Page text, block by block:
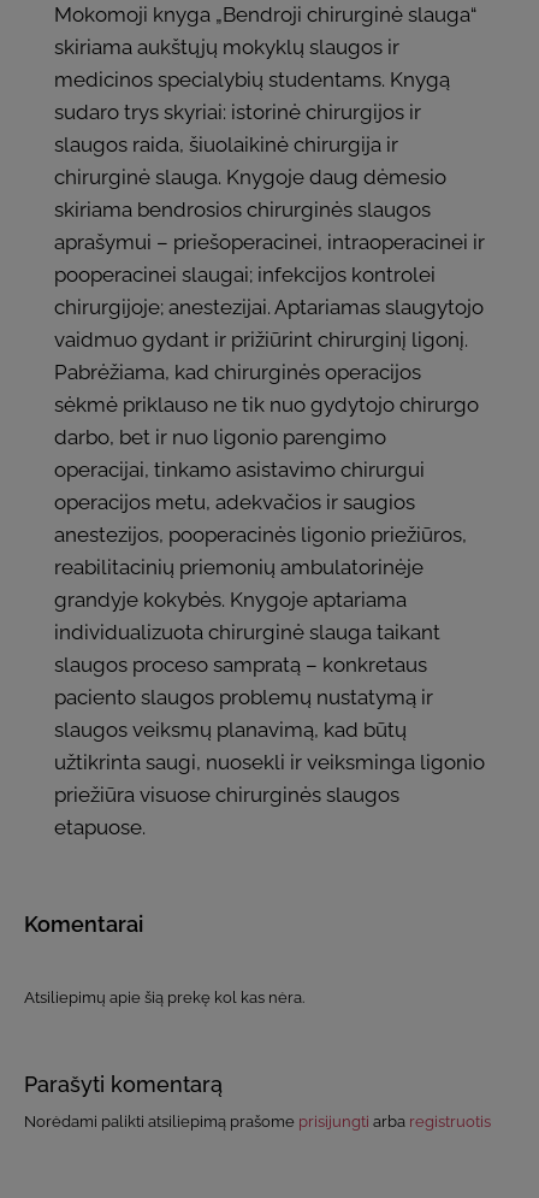
Mokomoji knyga „Bendroji chirurginė slauga“
skiriama aukštųjų mokyklų slaugos ir
medicinos specialybių studentams. Knygą
sudaro trys skyriai: istorinė chirurgijos ir
slaugos raida, šiuolaikinė chirurgija ir
chirurginė slauga. Knygoje daug dėmesio
skiriama bendrosios chirurginės slaugos
aprašymui – priešoperacinei, intraoperacinei ir
pooperacinei slaugai; infekcijos kontrolei
chirurgijoje; anestezijai. Aptariamas slaugytojo
vaidmuo gydant ir prižiūrint chirurginį ligonį.
Pabrėžiama, kad chirurginės operacijos
sėkmė priklauso ne tik nuo gydytojo chirurgo
darbo, bet ir nuo ligonio parengimo
operacijai, tinkamo asistavimo chirurgui
operacijos metu, adekvačios ir saugios
anestezijos, pooperacinės ligonio priežiūros,
reabilitacinių priemonių ambulatorinėje
grandyje kokybės. Knygoje aptariama
individualizuota chirurginė slauga taikant
slaugos proceso sampratą – konkretaus
paciento slaugos problemų nustatymą ir
slaugos veiksmų planavimą, kad būtų
užtikrinta saugi, nuosekli ir veiksminga ligonio
priežiūra visuose chirurginės slaugos
etapuose.
Komentarai
Atsiliepimų apie šią prekę kol kas nėra.
Parašyti komentarą
Norėdami palikti atsiliepimą prašome prisijungti arba registruotis